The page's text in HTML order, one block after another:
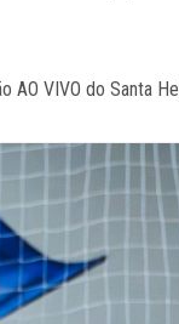
VIVO do Santa